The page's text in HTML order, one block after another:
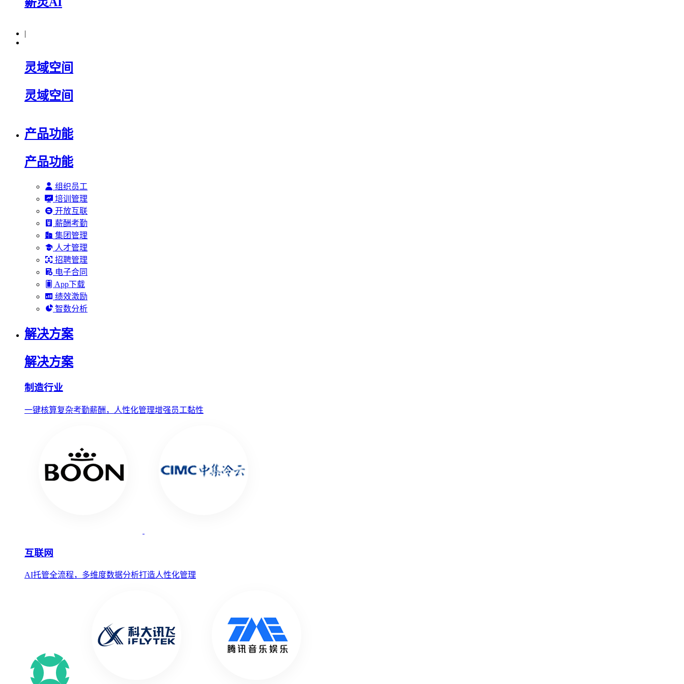
|
灵域空间
灵域空间
产品功能
产品功能
组织员工
培训管理
开放互联
薪酬考勤
集团管理
人才管理
招聘管理
电子合同
App下载
绩效激励
智数分析
解决方案
解决方案
制造行业
一键核算复杂考勤薪酬，人性化管理增强员工黏性
互联网
AI托管全流程，多维度数据分析打造人性化管理